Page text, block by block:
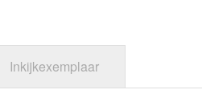
Inkijkexemplaar